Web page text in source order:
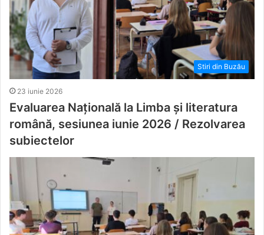
Stiri din Buzău
23 iunie 2026
Evaluarea Națională la Limba și literatura
română, sesiunea iunie 2026 / Rezolvarea
subiectelor